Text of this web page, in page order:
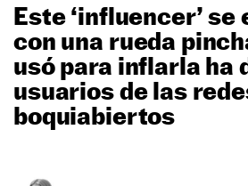
MOTOS
TECNOLOGÍA
SUPERCOCHES
PREMIOS
SERVICIOS
Este ‘influencer’
con una rueda
usó para inflarla ha
usuarios de las
boquiabiertos